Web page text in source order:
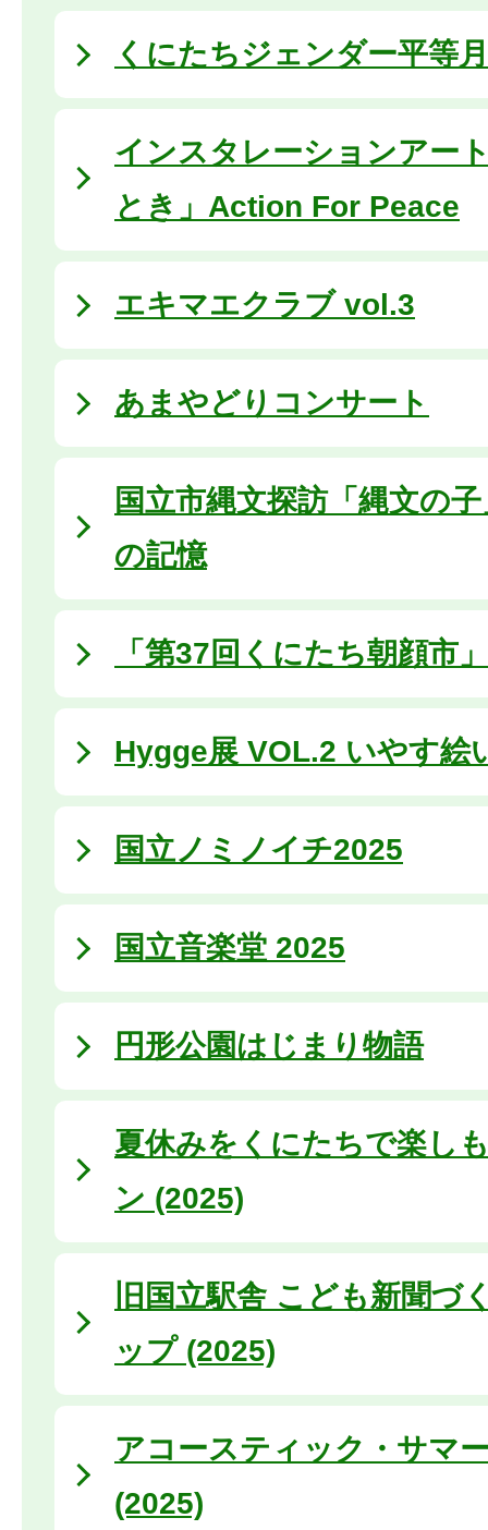
くにたちジェンダー平等
インスタレーションアー
とき」Action For Peace
エキマエクラブ vol.3
あまやどりコンサート
国立市縄文探訪「縄文の
の記憶
「第37回くにたち朝顔市
Hygge展 VOL.2 いやす絵
国立ノミノイチ2025
国立音楽堂 2025
円形公園はじまり物語
夏休みをくにたちで楽し
ン (2025)
旧国立駅舎 こども新聞づ
ップ (2025)
アコースティック・サマ
(2025)